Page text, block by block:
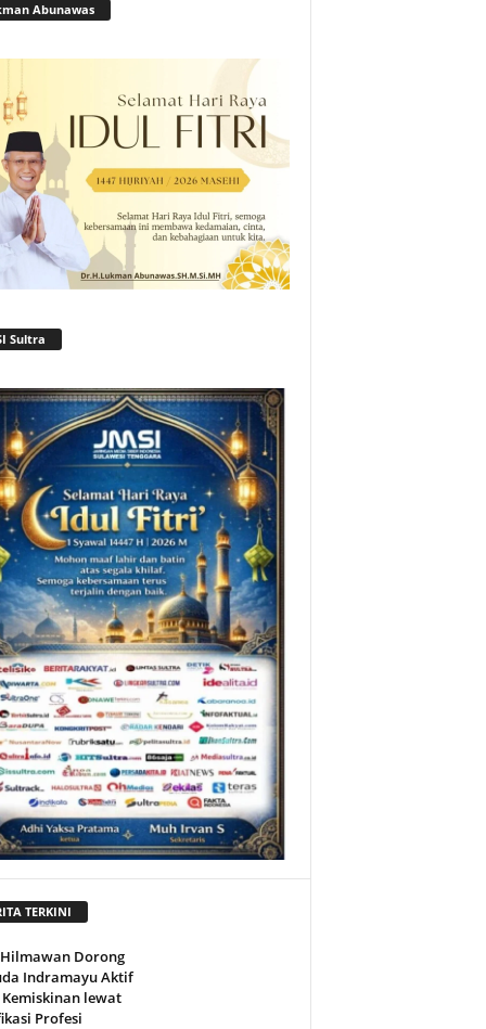
Abunawas
Sultra
TERKINI
Dorong
Indramayu Aktif
lewat
Profesi